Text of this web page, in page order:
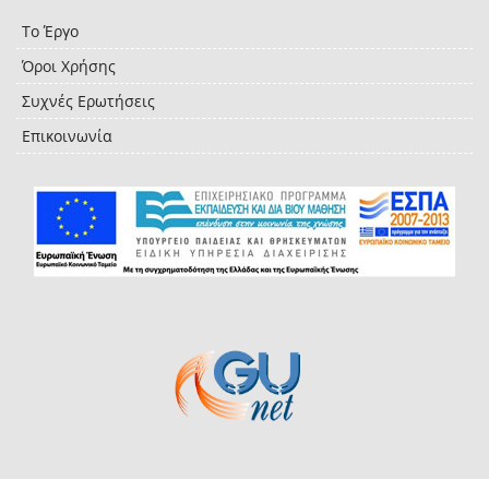
Το Έργο
Όροι Χρήσης
Συχνές Ερωτήσεις
Επικοινωνία